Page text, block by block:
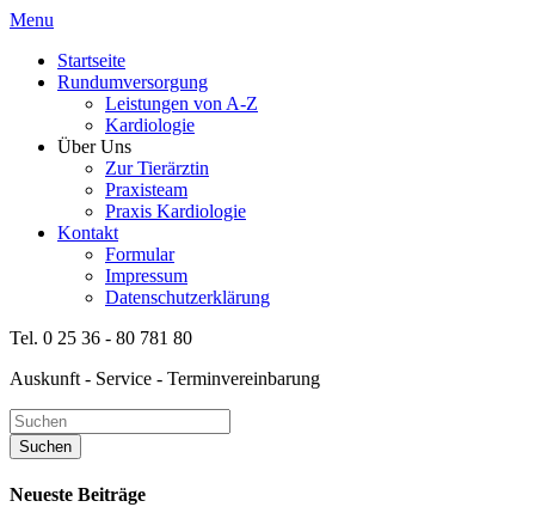
Menu
Startseite
Rundumversorgung
Leistungen von A-Z
Kardiologie
Über Uns
Zur Tierärztin
Praxisteam
Praxis Kardiologie
Kontakt
Formular
Impressum
Datenschutzerklärung
Tel. 0 25 36 - 80 781 80
Auskunft - Service - Terminvereinbarung
Neueste Beiträge